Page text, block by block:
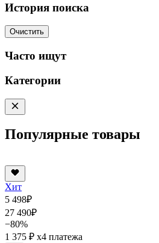
История поиска
Очистить
Часто ищут
Категории
Популярные товары
Хит
5 498₽
27 490₽
−80%
1 375 ₽ x4 платежа